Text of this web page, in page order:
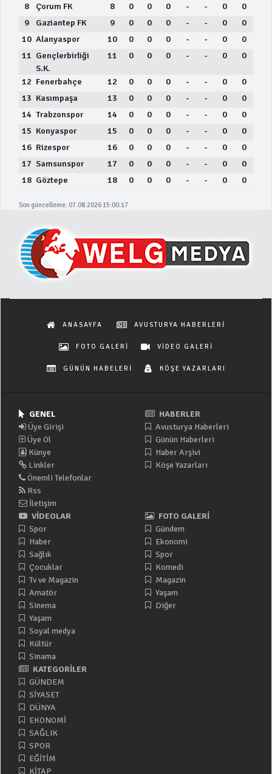
8
Çorum FK 8 0 0 0 - - 0
0
9
Gaziantep FK 9 0 0 0 - - 0
0
10 Alanyaspor 10 0 0 0 - - 0
0
11 Gençlerbirliği
S.K.
11 0 0 0 - - 0 0
12 Fenerbahçe 12 0 0 0 - - 0
0
13 Kasımpaşa 13 0 0 0 - - 0
0
14 Trabzonspor 14 0 0 0 - - 0
0
15 Konyaspor 15 0 0 0 - - 0
0
16 Rizespor 16 0 0 0 - - 0
0
17 Samsunspor 17 0 0 0 - - 0
0
18 Göztepe 18 0 0 0 - - 0 0
Son güncelleme: 07.08.2026 15:00:17
ANASAYFA AVUSTURYA HABERLERİ
FOTO GALERİ VİDEO GALERİ
GÜNÜN HABELERİ KÖŞE YAZARLARI
GENEL
Üye Girişi
Üye Ol
Künye
Linkler
Önemli Telefonlar
Rss
İletişim
HABERLER
Avusturya Haberleri
Günün Haberleri
Haber Arşivi
Köşe Yazarları
VİDEOLAR
Spor
Haber
Sağlık
Çocuklar
Tv ve Magazin
Amatör
Sinema
Yaşam
Soyal medya
Kültür
Sinama
FOTO GALERİ
Gündem
Ekonomi
Spor
Komedi
Magazin
Yaşam
Diğer
KATEGORİLER
GÜNDEM
SİYASET
DÜNYA
EKONOMİ
SAĞLIK
SPOR
EĞİTİM
KİTAP